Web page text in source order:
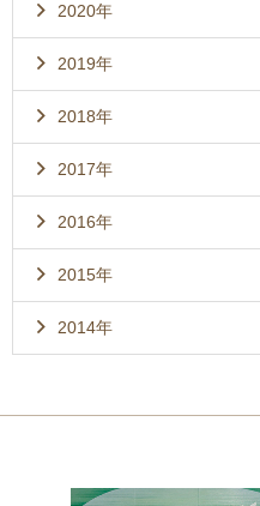
2020年
2019年
2018年
2017年
2016年
2015年
2014年